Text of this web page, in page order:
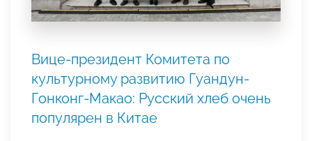
Вице-президент Комитета по
культурному развитию Гуандун-
Гонконг-Макао: Русский хлеб очень
популярен в Китае